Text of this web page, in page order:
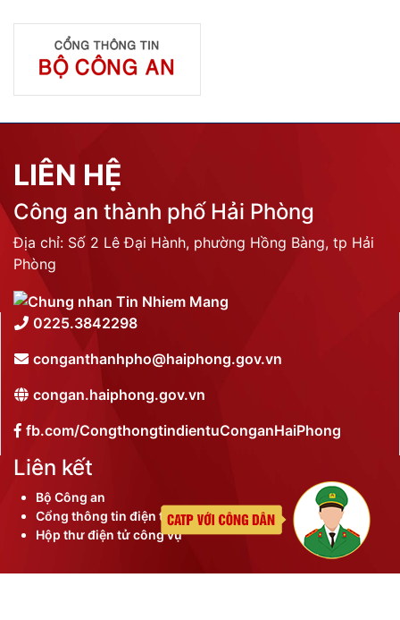
LIÊN HỆ
Công an thành phố Hải Phòng
Địa chỉ: Số 2 Lê Đại Hành, phường Hồng Bàng, tp Hải
Phòng
0225.3842298
conganthanhpho@haiphong.gov.vn
congan.haiphong.gov.vn
fb.com/CongthongtindientuConganHaiPhong
Liên kết
Bộ Công an
Cổng thông tin điện tử thành phố
Hộp thư điện tử công vụ